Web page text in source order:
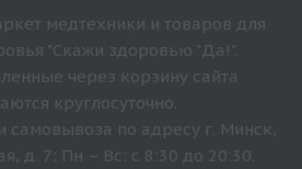
медтехники и товаров для
"Скажи здоровью "Да!".
через корзину сайта
круглосуточно.
самовывоза по адресу г. Минск,
д. 7: Пн – Вс: с 8:30 до 20:30.